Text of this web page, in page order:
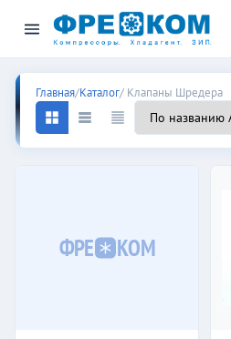
Клапаны
Главная/Каталог/ Клапаны Шредера
ФРЕ КОМ